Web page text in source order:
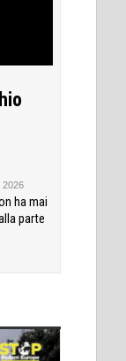
2026
ha mai
parte